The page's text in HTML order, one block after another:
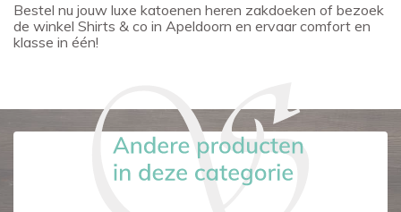
Bestel nu jouw luxe katoenen heren zakdoeken of bezoek
de winkel Shirts & co in Apeldoorn en ervaar comfort en
klasse in één!